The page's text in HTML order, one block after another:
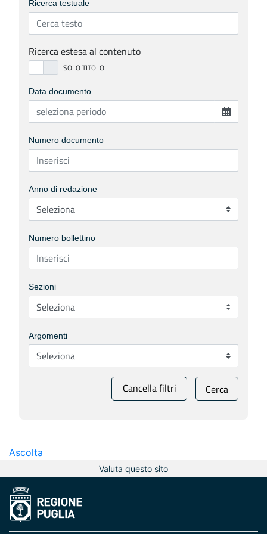
Ricerca testuale
Ricerca estesa al contenuto
Data documento
Numero documento
Anno di redazione
Numero bollettino
Sezioni
Argomenti
Cancella filtri Cerca
Ascolta
Valuta questo sito